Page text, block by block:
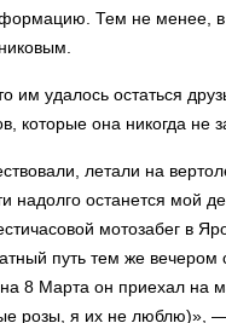
Тем не менее,
им удалось остаться
которые она никогда не
летали на
надолго останется мой
мотозабег в
путь тем же
8 Марта он приехал на
розы, я их не люблю)»,